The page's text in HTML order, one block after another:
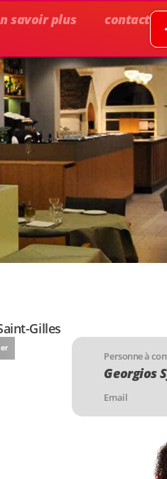
savoir plus contact
Gilles
Personne à
Georgios
Email